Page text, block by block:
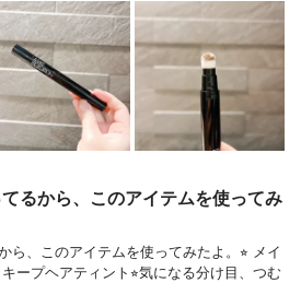
るから、このアイテムを使ってみ
ら、このアイテムを使ってみたよ。⭐︎ メイ
ープヘアティント⭐︎気になる分け目、つむ